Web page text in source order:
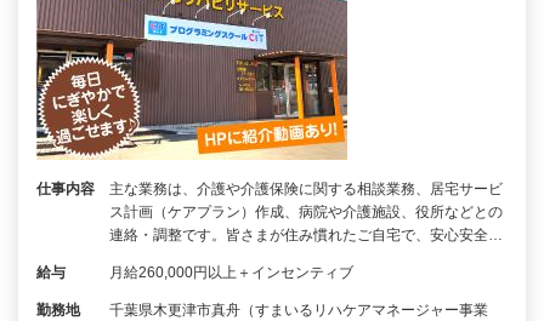
仕事内容
主な業務は、介護や介護保険に関する相談業務、居宅サービ
ス計画（ケアプラン）作成、病院や介護施設、役所などとの
連絡・調整です。皆さまが住み慣れたご自宅で、安心安全…
給与 月給260,000円以上＋インセンティブ
勤務地
千葉県木更津市真舟（すまいるリハケアマネージャー事業